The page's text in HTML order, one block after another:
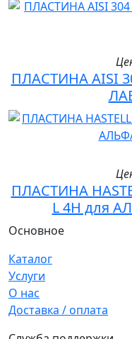
ПЛАСТИНА AISI
ПЛАСТИНА
L 4H для
Основное
Каталог
Услуги
О нас
Доставка / оплата